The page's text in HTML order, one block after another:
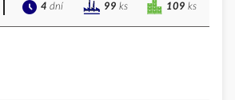
109 ks
4 dní 99 ks